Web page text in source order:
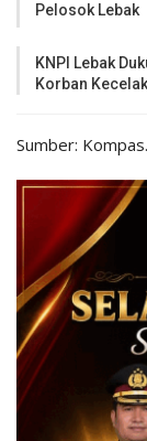
Pelosok Lebak
KNPI Lebak
Korban
Sumber: